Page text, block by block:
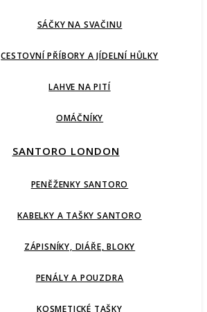
SÁČKY NA SVAČINU
CESTOVNÍ PŘÍBORY A JÍDELNÍ HŮLKY
LAHVE NA PITÍ
OMÁČNÍKY
SANTORO LONDON
PENĚŽENKY SANTORO
KABELKY A TAŠKY SANTORO
ZÁPISNÍKY, DIÁŘE, BLOKY
PENÁLY A POUZDRA
KOSMETICKÉ TAŠKY